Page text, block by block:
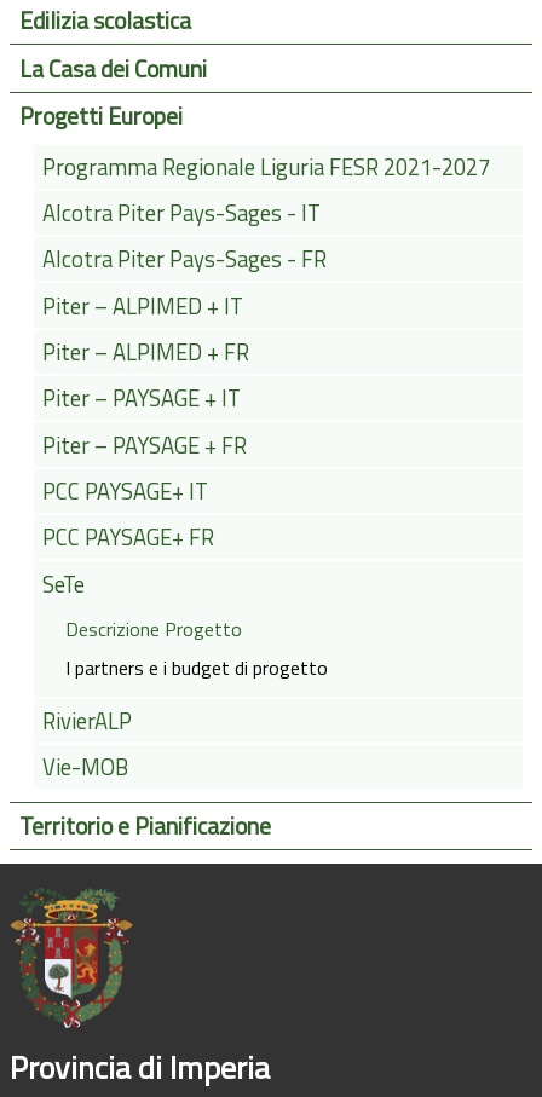
Edilizia scolastica
La Casa dei Comuni
Progetti Europei
Programma Regionale Liguria FESR 2021-2027
Alcotra Piter Pays-Sages - IT
Alcotra Piter Pays-Sages - FR
Piter – ALPIMED + IT
Piter – ALPIMED + FR
Piter – PAYSAGE + IT
Piter – PAYSAGE + FR
PCC PAYSAGE+ IT
PCC PAYSAGE+ FR
SeTe
Descrizione Progetto
I partners e i budget di progetto
RivierALP
Vie-MOB
Territorio e Pianificazione
Provincia di Imperia